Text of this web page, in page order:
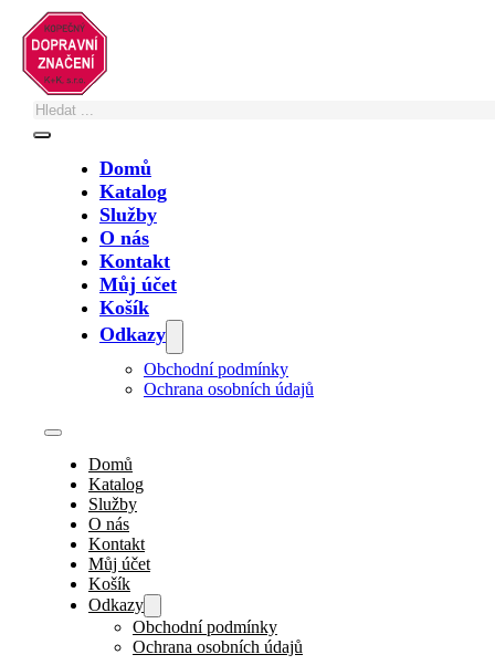
Přeskočit na hlavní obsah
Domů
Katalog
Služby
O nás
Kontakt
Můj účet
Košík
Odkazy
Obchodní podmínky
Ochrana osobních údajů
Domů
Katalog
Služby
O nás
Kontakt
Můj účet
Košík
Odkazy
Obchodní podmínky
Ochrana osobních údajů
Zastupujete město, obec, nebo technické
služby?
Své poptávky a objednávky na fakturu
info@znacky.comnebo zavolejte na
750.20Kč vč. DPH
620.00Kč bez DPH
Skladem
Tato dopravní značka se kesloupkučiJAKLu